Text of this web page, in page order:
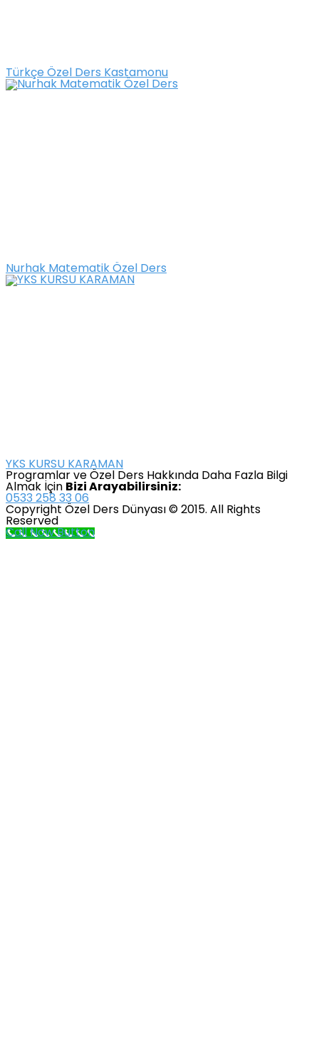
Türkçe Özel Ders Kastamonu
Nurhak Matematik Özel Ders
YKS KURSU KARAMAN
Programlar ve Özel Ders Hakkında Daha Fazla Bilgi
Almak İçin Bizi Arayabilirsiniz:
0533 258 33 06
Copyright Özel Ders Dünyası © 2015. All Rights
Reserved
Call Now Button